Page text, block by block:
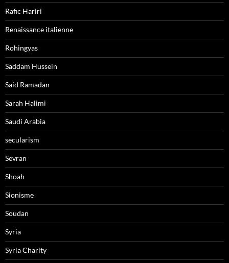
Rafic Hariri
Renaissance italienne
Rohingyas
Saddam Hussein
Said Ramadan
Sarah Halimi
Saudi Arabia
secularism
Sevran
Shoah
Sionisme
Soudan
Syria
Syria Charity